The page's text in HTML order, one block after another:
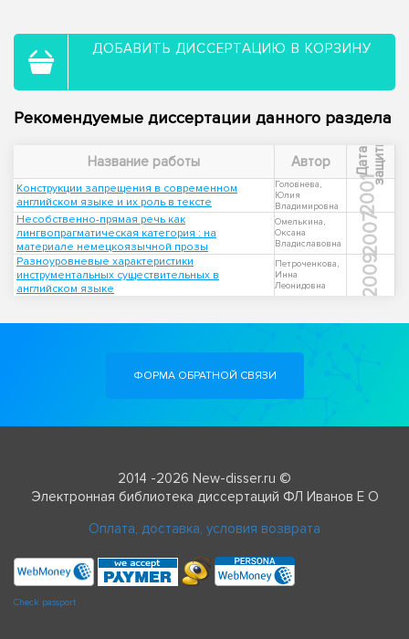
ДОБАВИТЬ ДИССЕРТАЦИЮ В КОРЗИНУ
Рекомендуемые диссертации данного раздела
Название работы Автор Д
а
т
а
з
а
щ
и
ты
Конструкции запрещения в современном
английском языке и их роль в тексте
Головнева,
Юлия
Владимировна
2001
Несобственно-прямая речь как
лингвопрагматическая категория : на
материале немецкоязычной прозы
Омелькина,
Оксана
Владиславовна
2007
Разноуровневые характеристики
инструментальных существительных в
английском языке
Петроченкова,
Инна
Леонидовна
2009
ФОРМА ОБРАТНОЙ СВЯЗИ
2014 -2026 New-disser.ru ©
Электронная библиотека диссертаций ФЛ Иванов Е О
Оплата, доставка, условия возврата
Check passport